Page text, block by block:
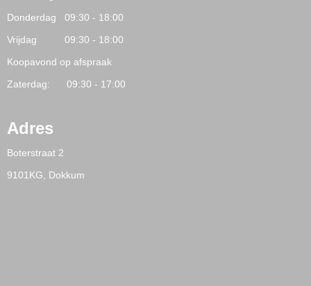
Donderdag 09:30 - 18:00
Vrijdag 09:30 - 18:00
Koopavond op afspraak
Zaterdag: 09:30 - 17:00
Adres
Boterstraat 2
9101KG, Dokkum